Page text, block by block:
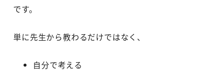
です。
単に先生から教わるだけではなく、
自分で考える